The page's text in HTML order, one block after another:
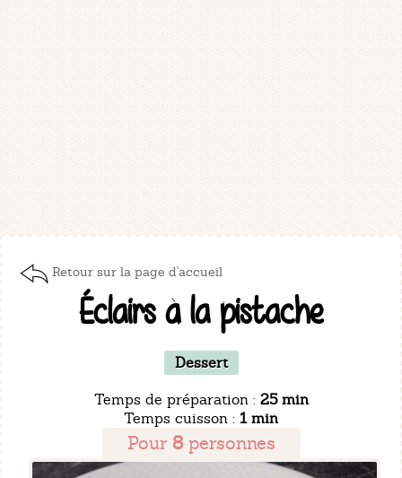
Retour sur la page d'accueil
Éclairs à la pistache
Dessert
Temps de préparation : 25 min
Temps cuisson : 1 min
Pour 8personnes